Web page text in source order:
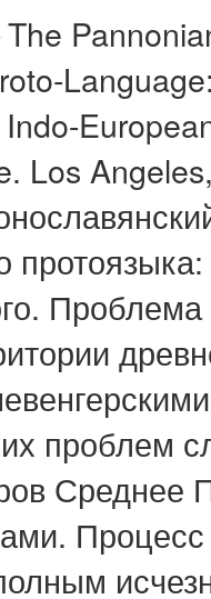
Los
протоязыка:
проблем
Среднее